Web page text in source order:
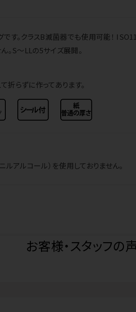
す。クラスB滅菌器でも使用可能！
。S～LLの5サイズ展開。
らずに作ってあります。
アルコール）を使用しておりません。
お客様・スタッフの